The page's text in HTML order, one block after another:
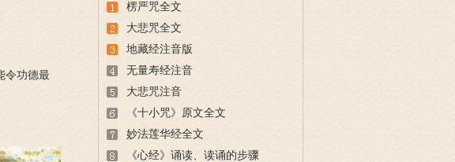
令功德最
楞严咒全文
大悲咒全文
地藏经注音版
无量寿经注音
大悲咒注音
《十小咒》原文全文
妙法莲华经全文
《心经》诵读、读诵的步骤